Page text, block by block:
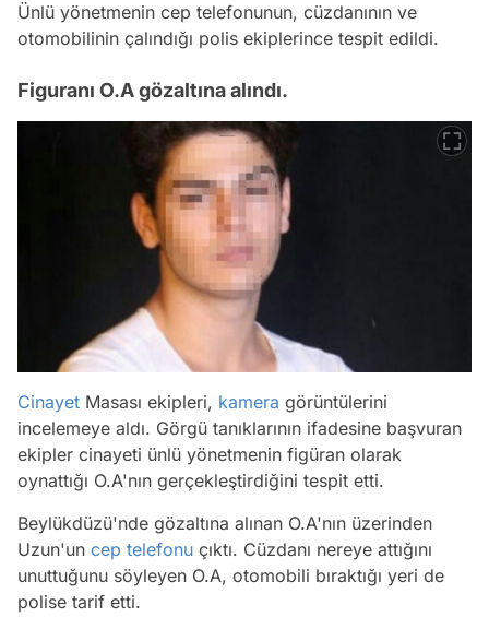
Ünlü yönetmenin cep telefonunun, cüzdanının ve
otomobilinin çalındığı polis ekiplerince tespit edildi.
Figuranı O.A gözaltına alındı.
Cinayet Masası ekipleri, kamera görüntülerini
incelemeye aldı. Görgü tanıklarının ifadesine başvuran
ekipler cinayeti ünlü yönetmenin figüran olarak
oynattığı O.A'nın gerçekleştirdiğini tespit etti.
Beylükdüzü'nde gözaltına alınan O.A'nın üzerinden
Uzun'un cep telefonu çıktı. Cüzdanı nereye attığını
unuttuğunu söyleyen O.A, otomobili bıraktığı yeri de
polise tarif etti.